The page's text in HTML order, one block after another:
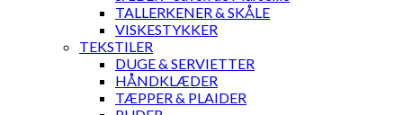
TALLERKENER & SKÅLE
VISKESTYKKER
TEKSTILER
DUGE & SERVIETTER
HÅNDKLÆDER
TÆPPER & PLAIDER